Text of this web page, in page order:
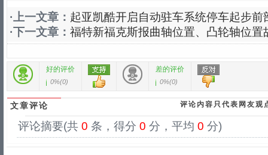
·上一文章： 起亚凯酷开启自动驻车系统停车起步前
·下一文章： 福特新福克斯报曲轴位置、凸轮轴位置
好的评价
0%(0)
差的评价
0%(0)
文章评论 评论内容只代表网友观
评论摘要(共 0 条，得分 0 分，平均 0 分)